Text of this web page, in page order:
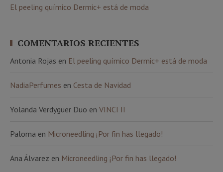
El peeling químico Dermic+ está de moda
COMENTARIOS RECIENTES
Antonia Rojas en El peeling químico Dermic+ está de moda
NadiaPerfumes en Cesta de Navidad
Yolanda Verdyguer Duo en VINCI II
Paloma en Microneedling ¡Por fin has llegado!
Ana Álvarez en Microneedling ¡Por fin has llegado!